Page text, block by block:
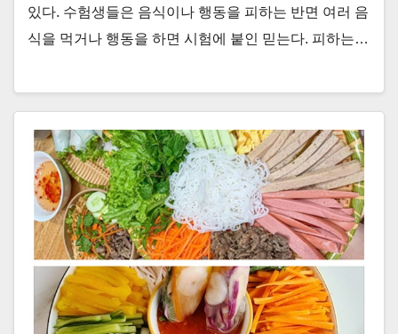
있다. 수험생들은 음식이나 행동을 피하는 반면 여러 음
식을 먹거나 행동을 하면 시험에 붙인 믿는다. 피하는…